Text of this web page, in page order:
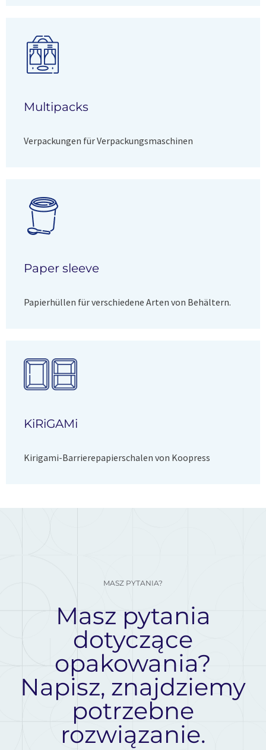
Multipacks
Verpackungen für Verpackungsmaschinen
Paper sleeve
Papierhüllen für verschiedene Arten von Behältern.
KiRiGAMi
Kirigami-Barrierepapierschalen von Koopress
MASZ PYTANIA?
Masz pytania
dotyczące
opakowania?
Napisz, znajdziemy
potrzebne
rozwiązanie.